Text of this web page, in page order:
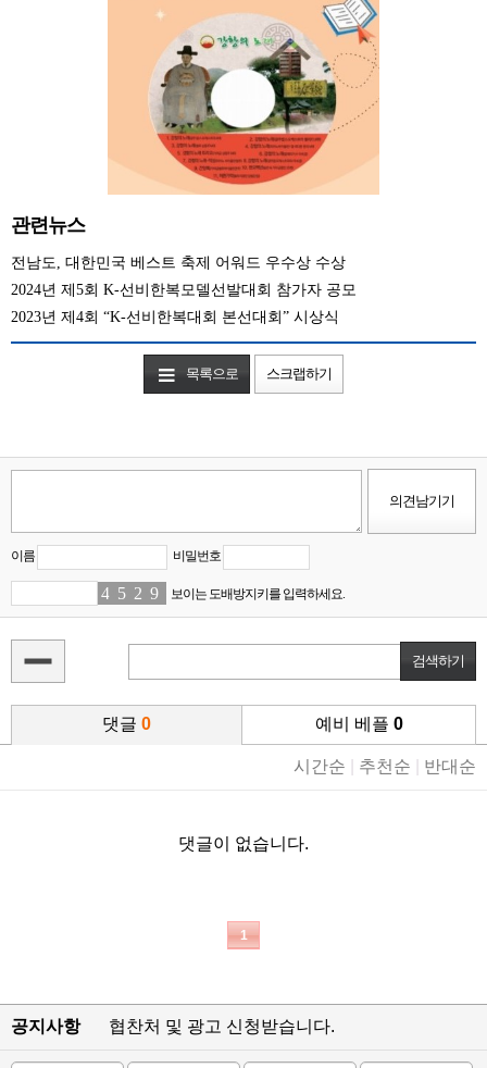
관련뉴스
전남도, 대한민국 베스트 축제 어워드 우수상 수상
2024년 제5회 K-선비한복모델선발대회 참가자 공모
2023년 제4회 “K-선비한복대회 본선대회” 시상식
목록으로 스크랩하기
이름 비밀번호
4 53 2 95 보이는 도배방지키를 입력하세요.
댓글 0 예비 베플 0
시간순 추천순 반대순
댓글이 없습니다.
1
공지사항 협찬처 및 광고 신청받습니다.